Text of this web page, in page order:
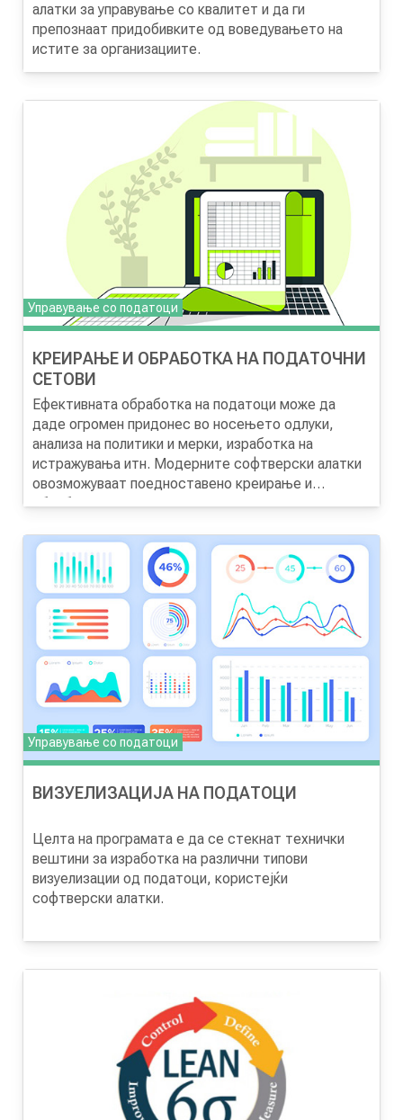
алатки за управување со квалитет и да ги
препознаат придобивките од воведувањето на
истите за организациите.
Управување со податоци
КРЕИРАЊЕ И ОБРАБОТКА НА ПОДАТОЧНИ
СЕТОВИ
Ефективната обработка на податоци може да
даде огромен придонес во носењето одлуки,
анализа на политики и мерки, изработка на
истражувања итн. Модерните софтверски алатки
овозможуваат поедноставено креирање и
обработка на податочни сетови. Учесниците на
за да можат да се стекнат со технички вештини
за креирање и обработка на податочни сетови.
Целта на програматае да се стекнат вештини за
прибрани информации и податоци, и техники за
различни модели на обработка на податоците со
користење на Microsoft Excel.
Управување со податоци
ВИЗУЕЛИЗАЦИЈА НА ПОДАТОЦИ
Целта на програмата е да се стекнат технички
вештини за изработка на различни типови
визуелизации од податоци, користејќи
софтверски алатки.